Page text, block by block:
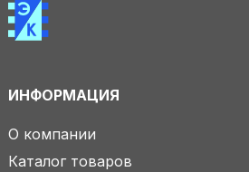
ИНФОРМАЦИЯ
О компании
Каталог товаров